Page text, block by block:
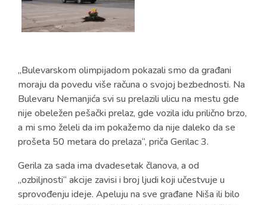
„Bulevarskom olimpijadom pokazali smo da građani
moraju da povedu više računa o svojoj bezbednosti. Na
Bulevaru Nemanjića svi su prelazili ulicu na mestu gde
nije obeležen pešački prelaz, gde vozila idu prilično brzo,
a mi smo želeli da im pokažemo da nije daleko da se
prošeta 50 metara do prelaza“, priča Gerilac 3.
Gerila za sada ima dvadesetak članova, a od
„ozbiljnosti“ akcije zavisi i broj ljudi koji učestvuje u
sprovođenju ideje. Apeluju na sve građane Niša ili bilo